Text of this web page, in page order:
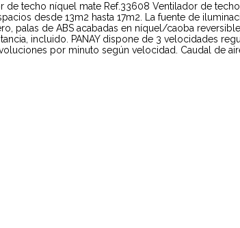
de techo níquel mate Ref.33608 Ventilador de
desde 13m2 hasta 17m2. La fuente de
palas de ABS acabadas en níquel/caoba
incluido. PANAY dispone de 3 velocidades
por minuto según velocidad. Caudal de